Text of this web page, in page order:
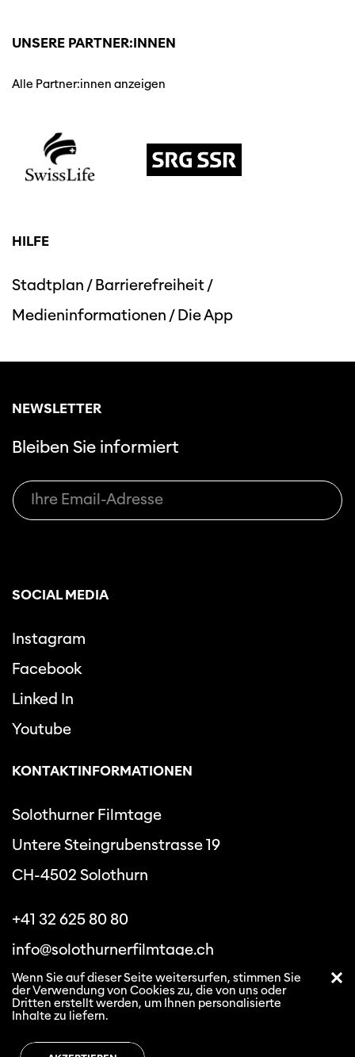
UNSERE PARTNER:INNEN
Alle Partner:innen anzeigen
HILFE
Stadtplan /Barrierefreiheit/
Medieninformationen /Die App
NEWSLETTER
Bleiben Sie informiert
SOCIAL MEDIA
Instagram
Facebook
Linked In
Youtube
KONTAKTINFORMATIONEN
Solothurner Filmtage
Untere Steingrubenstrasse 19
CH-4502 Solothurn
+41 32 625 80 80
info@solothurnerfilmtage.ch
Datenschutzbestimmungen
Wenn Sie auf dieser Seite weitersurfen, stimmen Sie
der Verwendung von Cookies zu, die von uns oder
Dritten erstellt werden, um Ihnen personalisierte
Inhalte zu liefern.